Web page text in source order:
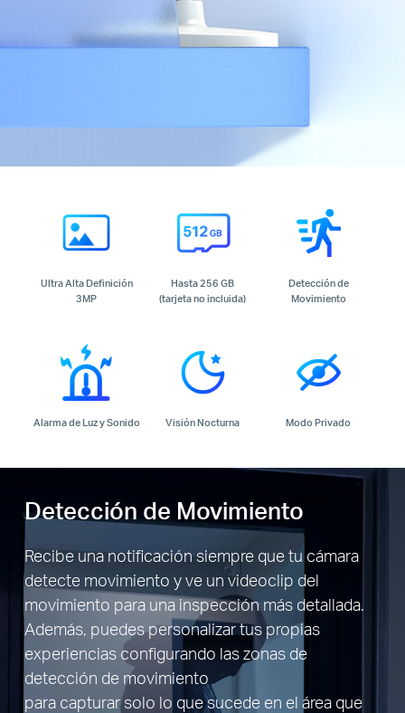
Ultra Alta Definición
3MP
Hasta 256 GB
(tarjeta no incluida)
Detección de
Movimiento
Alarma de Luz y Sonido Visión Nocturna Modo Privado
Detección de Movimiento
Recibe una notificación siempre que tu cámara
detecte movimiento y ve un videoclip del
movimiento para una inspección más detallada.
Además, puedes personalizar tus propias
experiencias configurando las zonas de
detección de movimiento
para capturar solo lo que sucede en el área que